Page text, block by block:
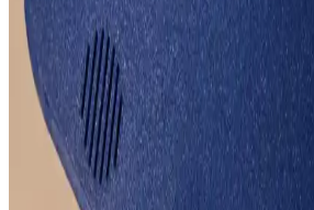
QCY T13 ve Huawei FreeBuds SE 2
kalitesi, pil ömrü ve ek özellikleri detaylı
kullanıcılara en uygun kulaklık seçiminde
Kablosuz Oyun Kulaklıkları:
Teknolojide Güncel Trendler
Kablosuz oyun kulaklıkları, yüksek ses
sunarak oyun deneyimini zenginleştiriyor.
seçenekleriyle kullanıcıların ihtiyaçlarına